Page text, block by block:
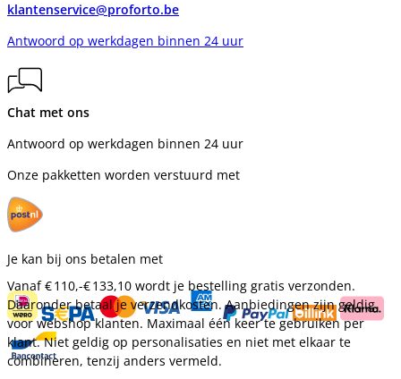
klantenservice@proforto.be
Antwoord op werkdagen binnen 24 uur
Chat met ons
Antwoord op werkdagen binnen 24 uur
Onze pakketten worden verstuurd met
Je kan bij ons betalen met
Vanaf€ 110,-€ 133,10 wordt je bestelling gratis verzonden.
Daaronder betaal je verzendkosten. Aanbiedingen zijn geldig
voor webshop klanten. Maximaal één keer te gebruiken per
klant. Niet geldig op personalisaties en niet met elkaar te
combineren, tenzij anders vermeld.